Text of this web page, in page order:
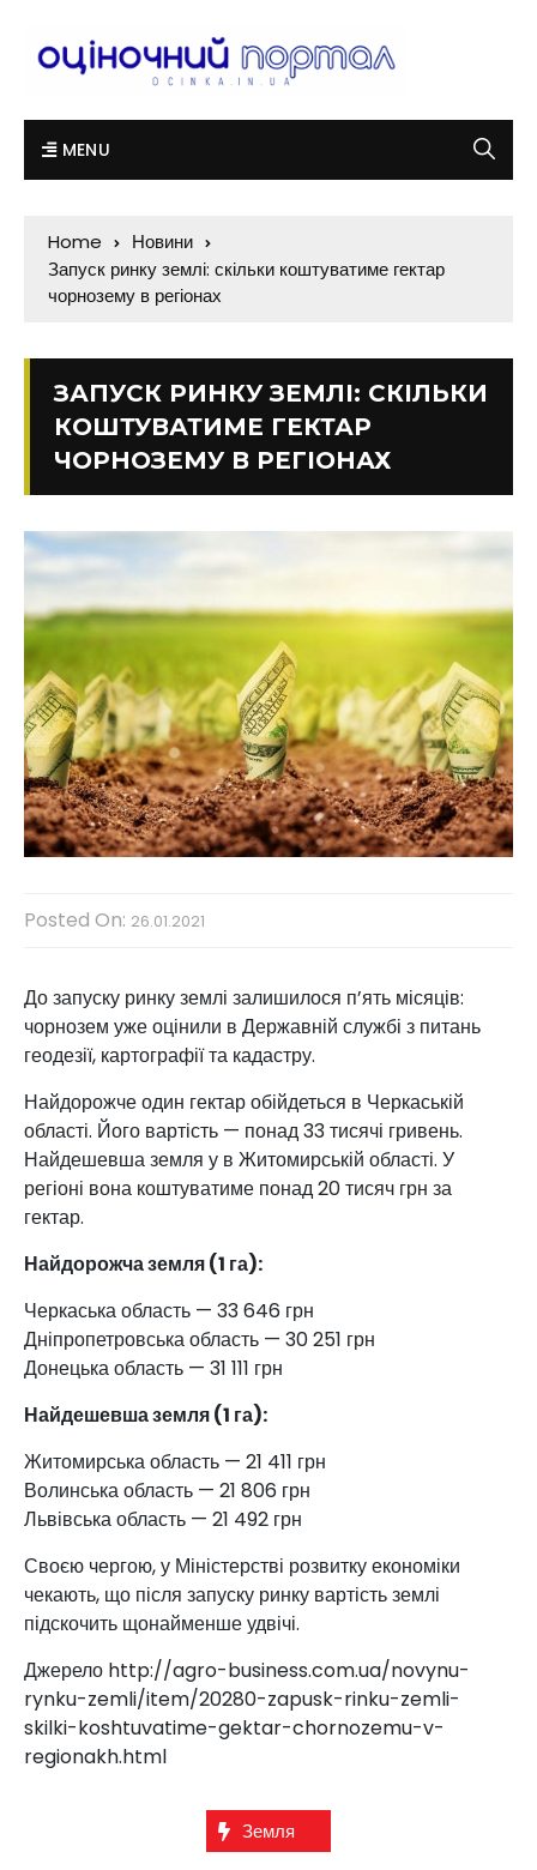
MENU
Home
Новини
Запуск ринку землі: скільки коштуватиме гектар
чорнозему в регіонах
ЗАПУСК РИНКУ ЗЕМЛІ: СКІЛЬКИ
КОШТУВАТИМЕ ГЕКТАР
ЧОРНОЗЕМУ В РЕГІОНАХ
Posted On: 26.01.2021
До запуску ринку землі залишилося п’ять місяців:
чорнозем уже оцінили в Державній службі з питань
геодезії, картографії та кадастру.
Найдорожче один гектар обійдеться в Черкаській
області. Його вартість — понад 33 тисячі гривень.
Найдешевша земля у в Житомирській області. У
регіоні вона коштуватиме понад 20 тисяч грн за
гектар.
Найдорожча земля (1 га):
Черкаська область — 33 646 грн
Дніпропетровська область — 30 251 грн
Донецька область — 31 111 грн
Найдешевша земля (1 га):
Житомирська область — 21 411 грн
Волинська область — 21 806 грн
Львівська область — 21 492 грн
Своєю чергою, у Міністерстві розвитку економіки
чекають, що після запуску ринку вартість землі
підскочить щонайменше удвічі.
Джерело http://agro-business.com.ua/novynu-
rynku-zemli/item/20280-zapusk-rinku-zemli-
skilki-koshtuvatime-gektar-chornozemu-v-
regionakh.html
Земля